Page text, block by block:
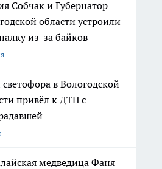
Собчак и Губернатор
области устроили
из-за байков
в Вологодской
привёл к ДТП с
медведица Фаня